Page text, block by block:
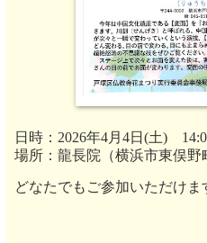
日時：2026年4月4日(土)
場所：龍長院（横浜市東俣野
どなたでもご参加いただけま